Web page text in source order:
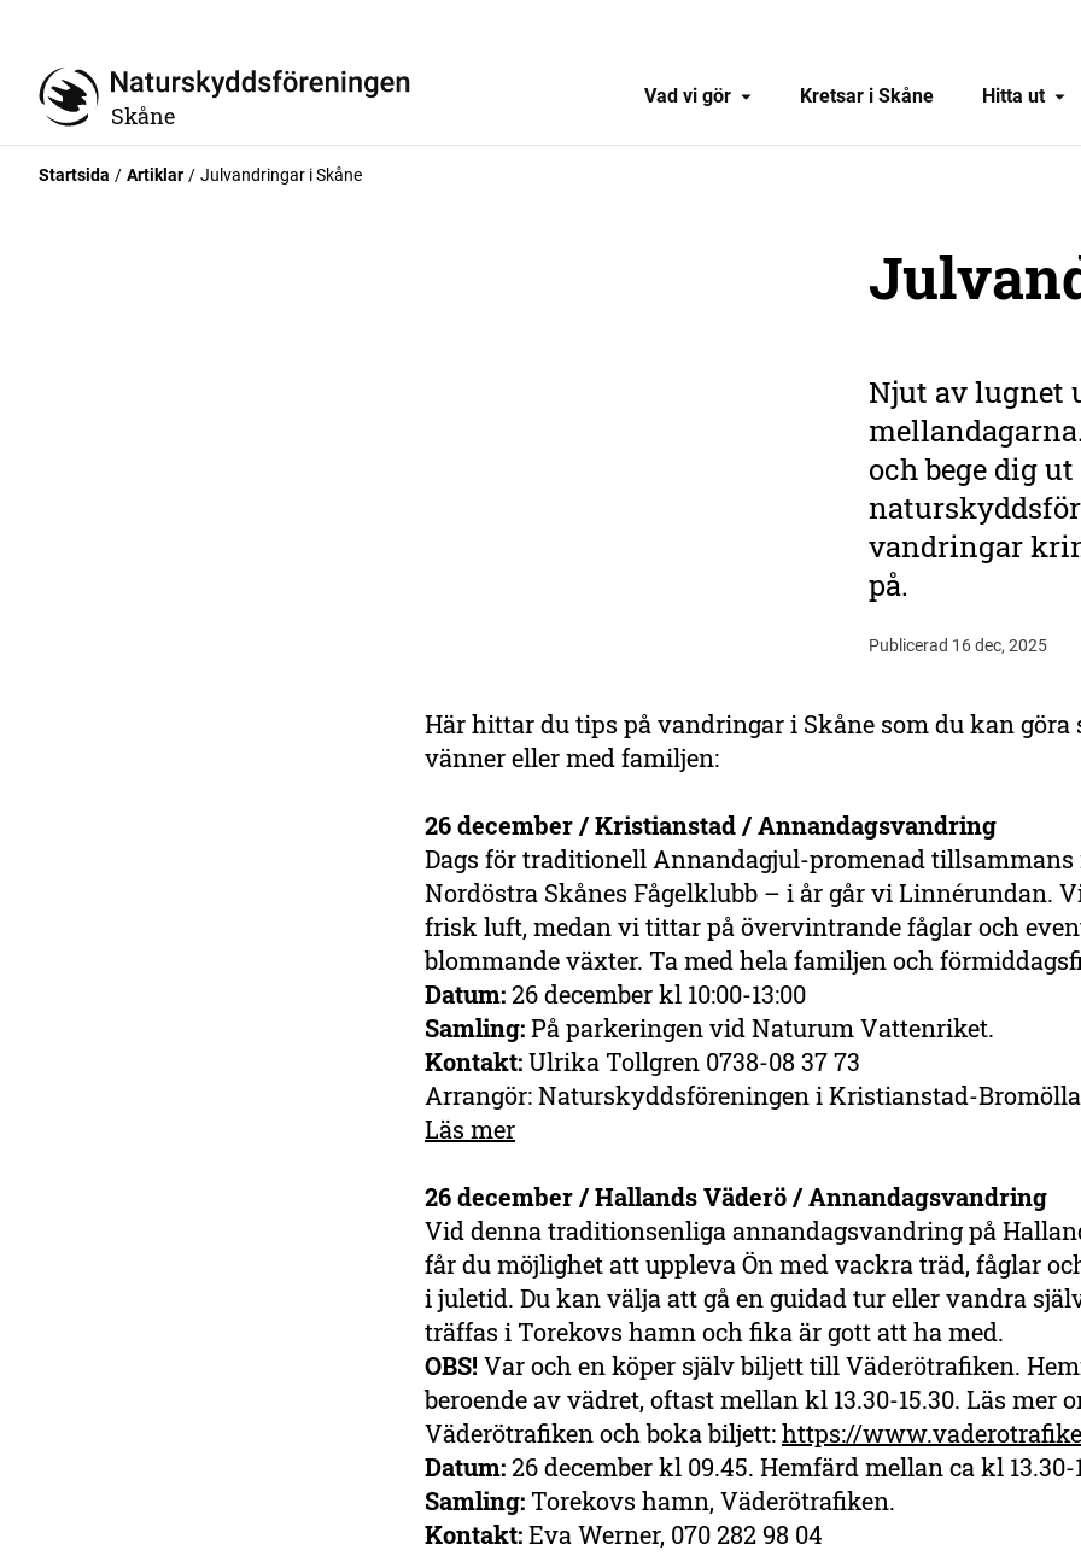
Skåne
Vad vi gör Kretsar i Skåne Hitta ut
Startsida Artiklar Julvandringar i Skåne
Njut av lugnet
och bege dig
vandringar
på.
Publicerad 16 dec, 2025
Här hittar du tips på vandringar i Skåne som du kan göra
vänner eller med familjen:
26 december / Kristianstad / Annandagsvandring
Dags för traditionell Annandagjul-promenad tillsammans
Nordöstra Skånes Fågelklubb – i år går vi Linnérundan.
frisk luft, medan vi tittar på övervintrande fåglar och
blommande växter. Ta med hela familjen och
Datum:26 december kl 10:00-13:00
Samling:På parkeringen vid Naturum Vattenriket.
Kontakt:Ulrika Tollgren 0738-08 37 73
Arrangör: Naturskyddsföreningen i Kristianstad-Bromölla
Läs mer
26 december / Hallands Väderö / Annandagsvandring
Vid denna traditionsenliga annandagsvandring på
får du möjlighet att uppleva Ön med vackra träd, fåglar
i juletid. Du kan välja att gå en guidad tur eller vandra
träffas i Torekovs hamn och fika är gott att ha med.
OBS! Var och en köper själv biljett till Väderötrafiken.
beroende av vädret, oftast mellan kl 13.30-15.30. Läs mer
Väderötrafiken och boka biljett:https://
Datum:26 december kl 09.45. Hemfärd mellan ca kl 13.30-
Samling: Torekovs hamn, Väderötrafiken.
Kontakt:Eva Werner, 070 282 98 04